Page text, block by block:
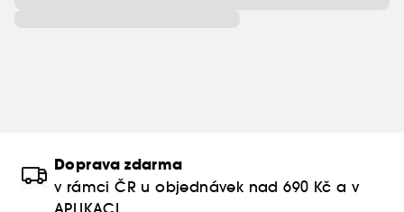
Doprava zdarma
v rámci ČR u objednávek nad 690 Kč a v
APLIKACI